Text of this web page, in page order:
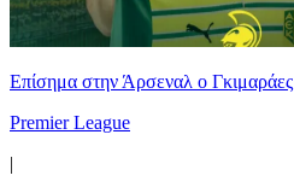
Επίσημα στην Άρσεναλ ο Γκιμαράες
Premier League
|